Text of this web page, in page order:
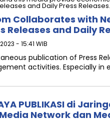
Collaborates with
Releases and Daily
- 15:41 WIB
publication of Press
activities. Especially in
PUBLIKASI di
Network dan